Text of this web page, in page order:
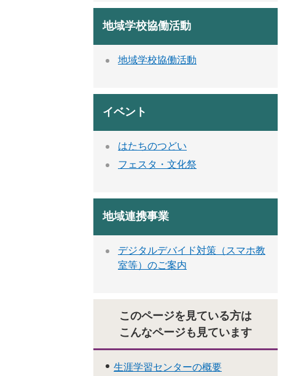
地域学校協働活動
地域学校協働活動
イベント
はたちのつどい
フェスタ・文化祭
地域連携事業
デジタルデバイド対策（スマホ教
室等）のご案内
このページを見ている方は
こんなページも見ています
生涯学習センターの概要